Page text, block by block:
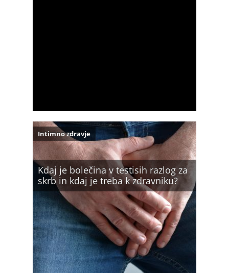
Kdaj je bolečina v testisih razlog za
skrb in kdaj je treba k zdravniku?
Intimno zdravje